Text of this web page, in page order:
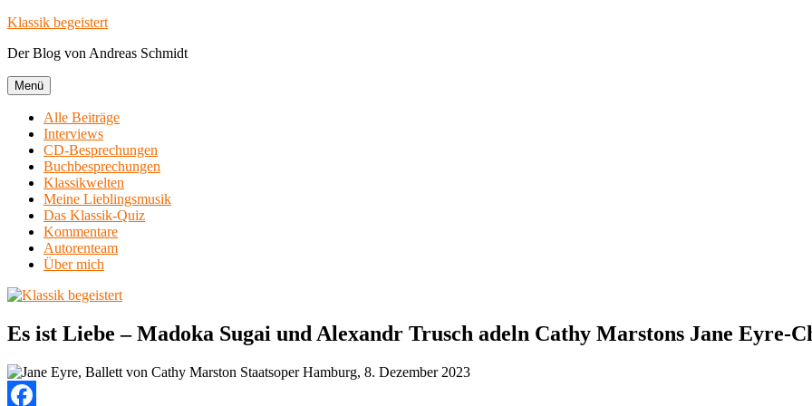
Zum
springen
Klassik begeistert
Der Blog von Andreas Schmidt
Menü
Alle Beiträge
Interviews
CD-Besprechungen
Buchbesprechungen
Klassikwelten
Meine Lieblingsmusik
Das Klassik-Quiz
Kommentare
Autorenteam
Über mich
Es ist Liebe – Madoka Sugai und Alexandr Trusch adeln Cathy Marstons Jane Eyre-